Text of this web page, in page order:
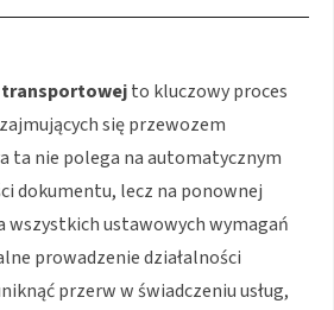
transportowejto kluczowy proces
się przewozem
ta nie polega na automatycznym
dokumentu, lecz na ponownej
wszystkich ustawowych wymagań
prowadzenie działalności
przerw w świadczeniu usług,